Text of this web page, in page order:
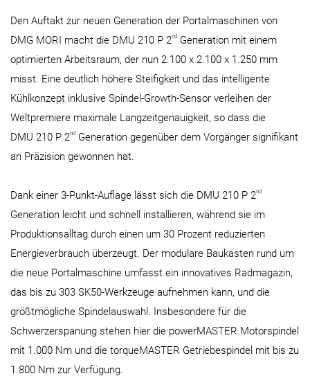
Den Auftakt zur neuen Generation der Portalmaschinen von
DMG MORI macht die DMU 210 P 2nd Generation mit einem
optimierten Arbeitsraum, der nun 2.100 x 2.100 x 1.250 mm
misst. Eine deutlich höhere Steifigkeit und das intelligente
Kühlkonzept inklusive Spindel-Growth-Sensor verleihen der
Weltpremiere maximale Langzeitgenauigkeit, so dass die
DMU 210 P 2nd Generation gegenüber dem Vorgänger signifikant
an Präzision gewonnen hat.
Dank einer 3-Punkt-Auflage lässt sich die DMU 210 P 2nd
Generation leicht und schnell installieren, während sie im
Produktionsalltag durch einen um 30 Prozent reduzierten
Energieverbrauch überzeugt. Der modulare Baukasten rund um
die neue Portalmaschine umfasst ein innovatives Radmagazin,
das bis zu 303 SK50-Werkzeuge aufnehmen kann, und die
größtmögliche Spindelauswahl. Insbesondere für die
Schwerzerspanung stehen hier die powerMASTER Motorspindel
mit 1.000 Nm und die torqueMASTER Getriebespindel mit bis zu
1.800 Nm zur Verfügung.